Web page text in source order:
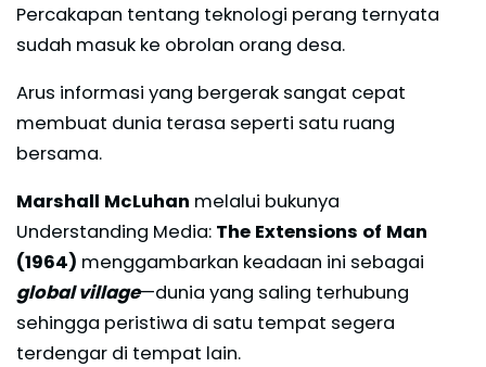
Percakapan tentang teknologi perang ternyata
sudah masuk ke obrolan orang desa.
Arus informasi yang bergerak sangat cepat
membuat dunia terasa seperti satu ruang
bersama.
Marshall McLuhan melalui bukunya
Understanding Media: The Extensions of Man
(1964) menggambarkan keadaan ini sebagai
global village—dunia yang saling terhubung
sehingga peristiwa di satu tempat segera
terdengar di tempat lain.